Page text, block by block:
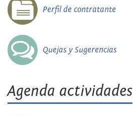
Perfil de contratante
Quejas y Sugerencias
Agenda actividades